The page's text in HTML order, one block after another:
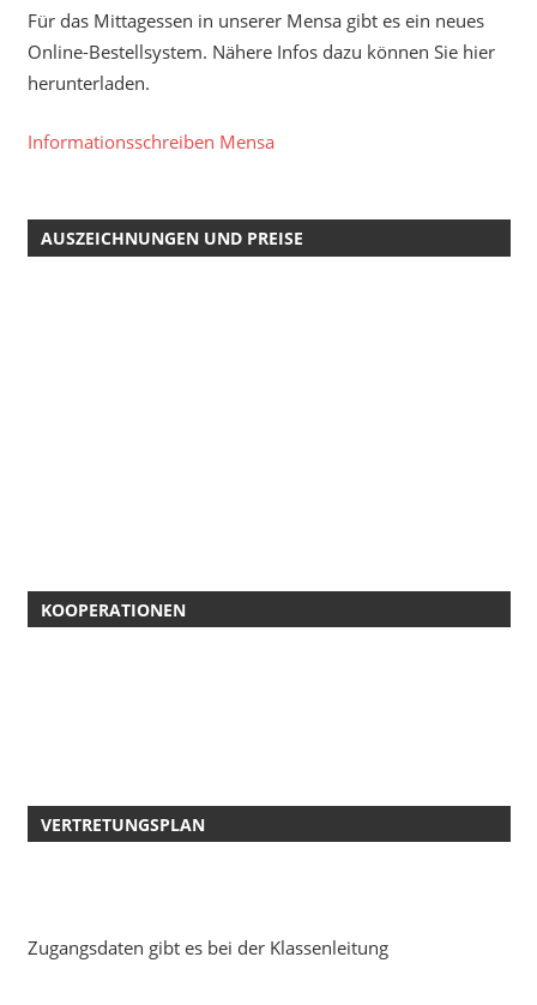
Für das Mittagessen in unserer Mensa gibt es ein neues
Online-Bestellsystem. Nähere Infos dazu können Sie hier
herunterladen.
Informationsschreiben Mensa
AUSZEICHNUNGEN UND PREISE
KOOPERATIONEN
VERTRETUNGSPLAN
Zugangsdaten gibt es bei der Klassenleitung